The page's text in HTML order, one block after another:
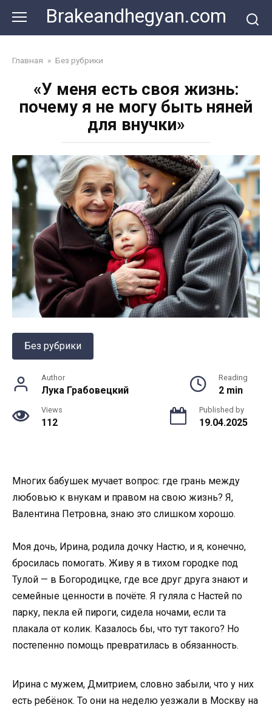
content
Brakeandhegyan.com
Главная » Без рубрики
«У меня есть своя жизнь:
почему я не могу быть няней
для внучки»
Без рубрики
Author
Лука Грабовецкий
Reading
2 min
Views
112
Published by
19.04.2025
Многих бабушек мучает вопрос: где грань между
любовью к внукам и правом на свою жизнь? Я,
Валентина Петровна, знаю это слишком хорошо.
Моя дочь, Ирина, родила дочку Настю, и я, конечно,
бросилась помогать. Живу я в тихом городке под
Тулой — в Богородицке, где все друг друга знают и
семейные ценности в почёте. Я гуляла с Настей по
парку, пекла ей пироги, сидела ночами, если та
плакала от колик. Казалось бы, что тут такого? Но
постепенно помощь превратилась в обязанность.
Ирина с мужем, Дмитрием, словно забыли, что у них
есть ребёнок. То они на неделю уезжали в Москву на